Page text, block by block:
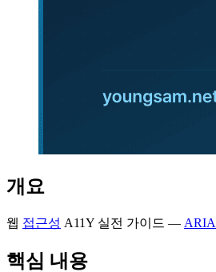
개요
웹 접근성 A11Y 실전 가이드 — ARIA
핵심 내용